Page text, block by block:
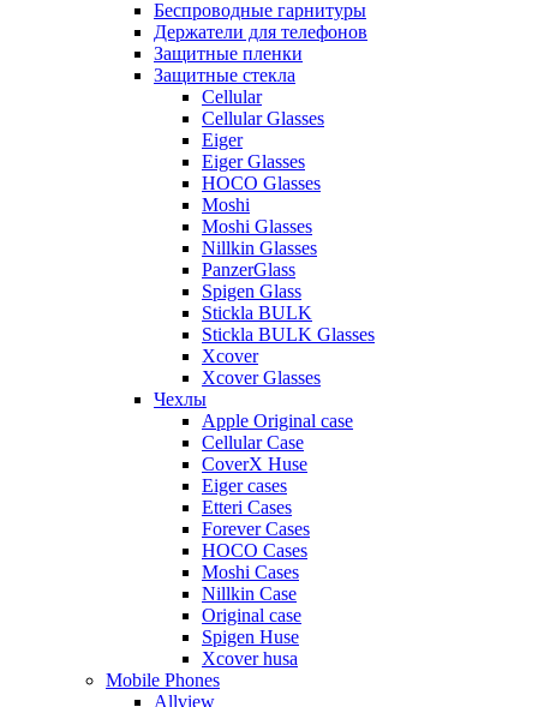
Беспроводные гарнитуры
Держатели для телефонов
Защитные пленки
Защитные стекла
Cellular
Cellular Glasses
Eiger
Eiger Glasses
HOCO Glasses
Moshi
Moshi Glasses
Nillkin Glasses
PanzerGlass
Spigen Glass
Stickla BULK
Stickla BULK Glasses
Xcover
Xcover Glasses
Чехлы
Apple Original case
Cellular Case
CoverX Huse
Eiger cases
Etteri Cases
Forever Cases
HOCO Cases
Moshi Cases
Nillkin Case
Original case
Spigen Huse
Xcover husa
Mobile Phones
Allview